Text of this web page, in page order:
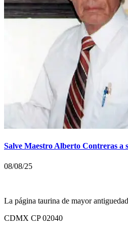
Salve Maestro Alberto Contreras a
08/08/25
La página taurina de mayor
CDMX CP 02040